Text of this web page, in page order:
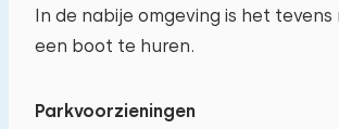
In de nabije omgeving is het tevens
een boot te huren.
Parkvoorzieningen